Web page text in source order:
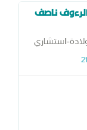
ناصف
استشاري